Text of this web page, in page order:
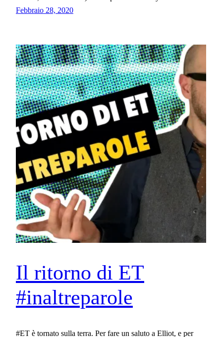
Febbraio 28, 2020
Il ritorno di ET
#inaltreparole
#ET è tornato sulla terra. Per fare un saluto a Elliot, e per